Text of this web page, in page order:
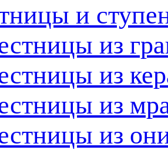
и
из
из
из
из